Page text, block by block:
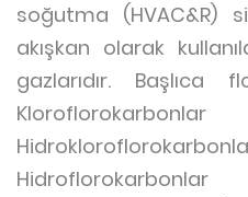
soğutma (HVAC&R)
akışkan olarak
gazlarıdır. Başlıca